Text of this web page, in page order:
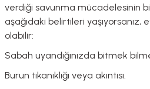
verdiği savunma mücadelesinin
aşağıdaki belirtileri yaşıyorsanız,
olabilir:
Sabah uyandığınızda bitmek
Burun tıkanıklığı veya akıntısı.